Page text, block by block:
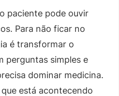
paciente pode ouvir
Para não ficar no
é transformar o
perguntas simples e
dominar medicina.
está acontecendo